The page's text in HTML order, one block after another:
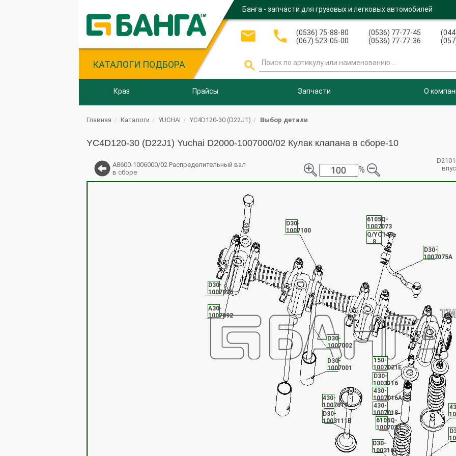
КАТАЛОГИ ПОДБОРА
Банга - запчасти для грузовых и легковых автомобилей
 
(0536) 75-88-80
(067) 523-05-00
(0536) 77-77-45
(0536) 77-77-36

Краз Прайсы Запчасти О
Главная Каталоги YUCHAI YC4D120-30 (D22J1) Выбор детали
YC4D120-30 (D22J1) Yuchai D2000-1007000/02 Кулак клапана в сборе-10
A8600-1006000/02 Распределительный вал
в сборе
%
D30-
1007100
D30-
1007036
A30-
1007092
D30-
1007002
D30-
1007001
D30-
1003111B
430-
1007019
D30-
1003161
6105Q-
1007023
430-
1007018
430-
1007016A
D30-
1003116
150-
1007021E
6105Q-
1007073
Q/YC149-
8
D30-
1007075A